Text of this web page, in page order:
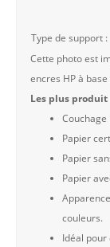
Type de support :
Cette photo est
encres HP à
Les plus produit
Couchage
Papier
Papier
Papier
couleurs.
Idéal